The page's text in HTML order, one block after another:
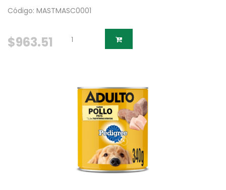
Código: MASTMASC0001
$963.51